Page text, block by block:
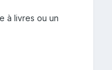
à livres ou un